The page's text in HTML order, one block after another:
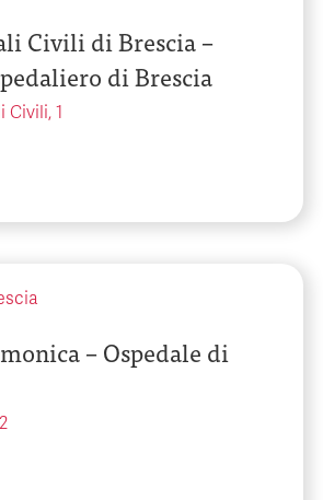
Civili di Brescia –
di Brescia
Civili, 1
– Ospedale di